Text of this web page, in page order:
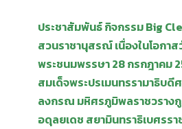
ประชาสัมพันธ์ กิจกรรม Big
สวนราชานุสรณ์ เนื่องในโอกาส
พระชนมพรรษา 28 กรกฎาคม
สมเด็จพระปรเมนทรรามาธิบดี
ลงกรณ มหิศรภูมิพลราชวรา
อดุลยเดช สยามินทราธิเบศรร